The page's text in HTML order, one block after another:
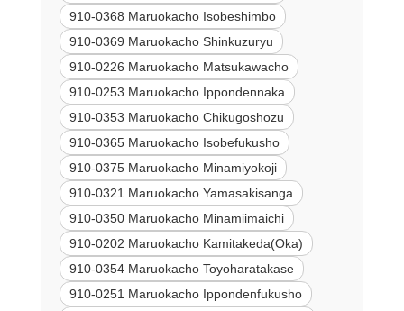
910-0368 Maruokacho Isobeshimbo
910-0369 Maruokacho Shinkuzuryu
910-0226 Maruokacho Matsukawacho
910-0253 Maruokacho Ippondennaka
910-0353 Maruokacho Chikugoshozu
910-0365 Maruokacho Isobefukusho
910-0375 Maruokacho Minamiyokoji
910-0321 Maruokacho Yamasakisanga
910-0350 Maruokacho Minamiimaichi
910-0202 Maruokacho Kamitakeda(Oka)
910-0354 Maruokacho Toyoharatakase
910-0251 Maruokacho Ippondenfukusho